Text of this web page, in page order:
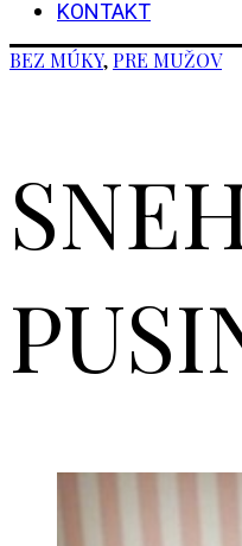
KONTAKT
BEZ MÚKY, PRE MUŽOV